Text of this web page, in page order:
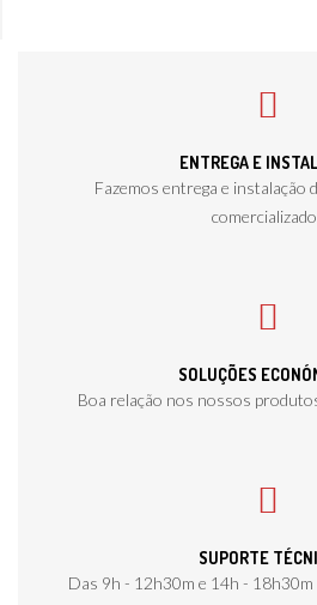
ENTREGA E
Fazemos entrega e instalação
SOLUÇÕES
Boa relação nos nossos
SUPORTE
Das 9h - 12h30m e 14h -